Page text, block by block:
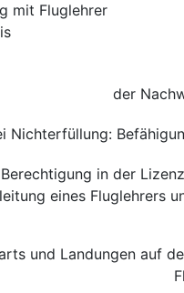
mit Fluglehrer
der
Nichterfüllung:
in der
eines Fluglehrers
und Landungen auf